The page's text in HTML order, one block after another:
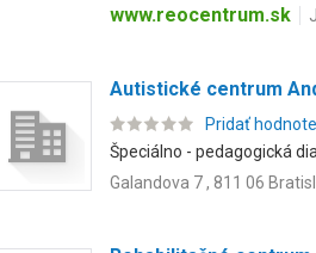
www.reocentrum.sk
Autistické centrum
Pridať
Špeciálno - pedagogická
Galandova 7 , 811 06